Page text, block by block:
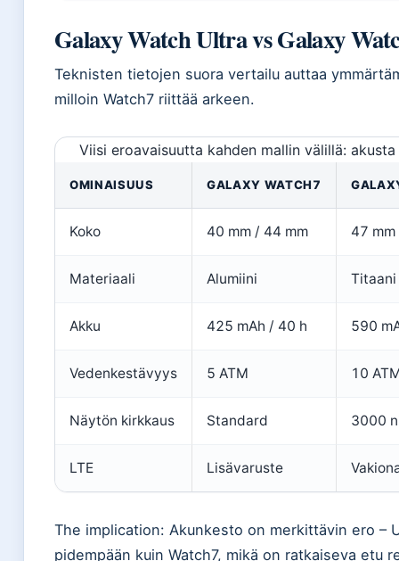
Galaxy Watch Ultra vs Galaxy
Teknisten tietojen suora vertailu auttaa
milloin Watch7 riittää arkeen.
Viisi eroavaisuutta kahden mallin välillä:
OMINAISUUS GALAXY WATCH7
Koko 40 mm / 44 mm 47 mm
Materiaali Alumiini Titaani
Akku 425 mAh / 40 h 590
Vedenkestävyys 5 ATM 10
Näytön kirkkaus Standard 3000
LTE Lisävaruste
The implication: Akunkesto on merkittävin ero –
pidempään kuin Watch7, mikä on ratkaiseva etu